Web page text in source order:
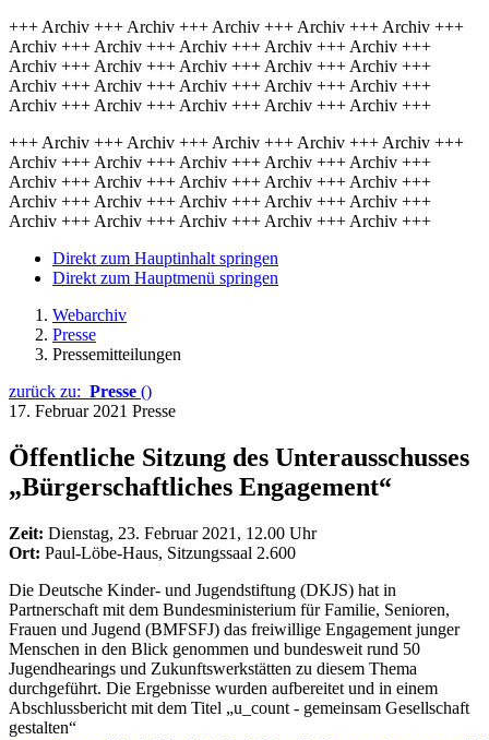
+++ Archiv +++ Archiv +++ Archiv +++ Archiv +++ Archiv +++
Archiv +++ Archiv +++ Archiv +++ Archiv +++ Archiv +++
Archiv +++ Archiv +++ Archiv +++ Archiv +++ Archiv +++
Archiv +++ Archiv +++ Archiv +++ Archiv +++ Archiv +++
Archiv +++ Archiv +++ Archiv +++ Archiv +++ Archiv +++
+++ Archiv +++ Archiv +++ Archiv +++ Archiv +++ Archiv +++
Archiv +++ Archiv +++ Archiv +++ Archiv +++ Archiv +++
Archiv +++ Archiv +++ Archiv +++ Archiv +++ Archiv +++
Archiv +++ Archiv +++ Archiv +++ Archiv +++ Archiv +++
Archiv +++ Archiv +++ Archiv +++ Archiv +++ Archiv +++
Direkt zum Hauptinhalt springen
Direkt zum Hauptmenü springen
Webarchiv
Presse
Pressemitteilungen
zurück zu: Presse ()
17. Februar 2021 Presse
Öffentliche Sitzung des Unterausschusses
„Bürgerschaftliches Engagement“
Zeit: Dienstag, 23. Februar 2021, 12.00 Uhr
Ort: Paul-Löbe-Haus, Sitzungssaal 2.600
Die Deutsche Kinder- und Jugendstiftung (DKJS) hat in
Partnerschaft mit dem Bundesministerium für Familie, Senioren,
Frauen und Jugend (BMFSFJ) das freiwillige Engagement junger
Menschen in den Blick genommen und bundesweit rund 50
Jugendhearings und Zukunftswerkstätten zu diesem Thema
durchgeführt. Die Ergebnisse wurden aufbereitet und in einem
Abschlussbericht mit dem Titel „u_count - gemeinsam Gesellschaft
gestalten“